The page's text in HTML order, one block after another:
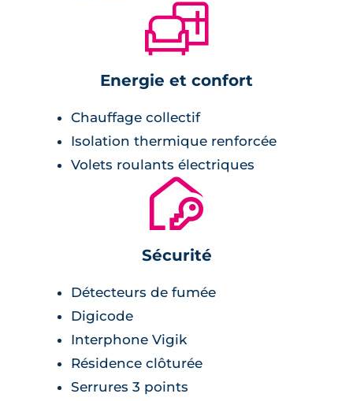
🛋
Energie et confort
Chauffage collectif
Isolation thermique renforcée
Volets roulants électriques
🔐
Sécurité
Détecteurs de fumée
Digicode
Interphone Vigik
Résidence clôturée
Serrures 3 points